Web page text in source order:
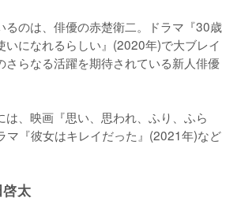
るのは、俳優の赤楚衛二。ドラマ『30歳
いになれるらしい』(2020年)で大ブレイ
さらなる活躍を期待されている新人俳優
は、映画『思い、思われ、ふり、ふら
マ『彼女はキレイだった』(2021年)など
太